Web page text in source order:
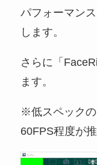
パフォーマン
します。
さらに「
ます。
※低スペックの
60FPS程度が